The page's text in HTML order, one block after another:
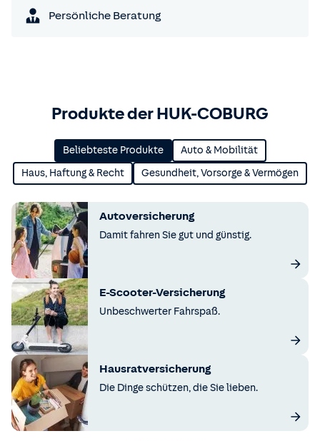
Persönliche Beratung
Produkte der HUK-COBURG
Beliebteste Produkte Auto & Mobilität
Haus, Haftung & Recht Gesundheit, Vorsorge & Vermögen
Autoversicherung
Damit fahren Sie gut und günstig.
E-Scooter-Versicherung
Unbeschwerter Fahrspaß.
Hausratversicherung
Die Dinge schützen, die Sie lieben.